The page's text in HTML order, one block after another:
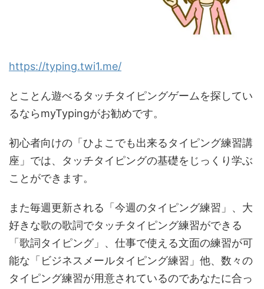
https://typing.twi1.me/
とことん遊べるタッチタイピングゲームを探してい
るならmyTypingがお勧めです。
初心者向けの「ひよこでも出来るタイピング練習講
座」では、タッチタイピングの基礎をじっくり学ぶ
ことができます。
また毎週更新される「今週のタイピング練習」、大
好きな歌の歌詞でタッチタイピング練習ができる
「歌詞タイピング」、仕事で使える文面の練習が可
能な「ビジネスメールタイピング練習」他、数々の
タイピング練習が用意されているのであなたに合っ